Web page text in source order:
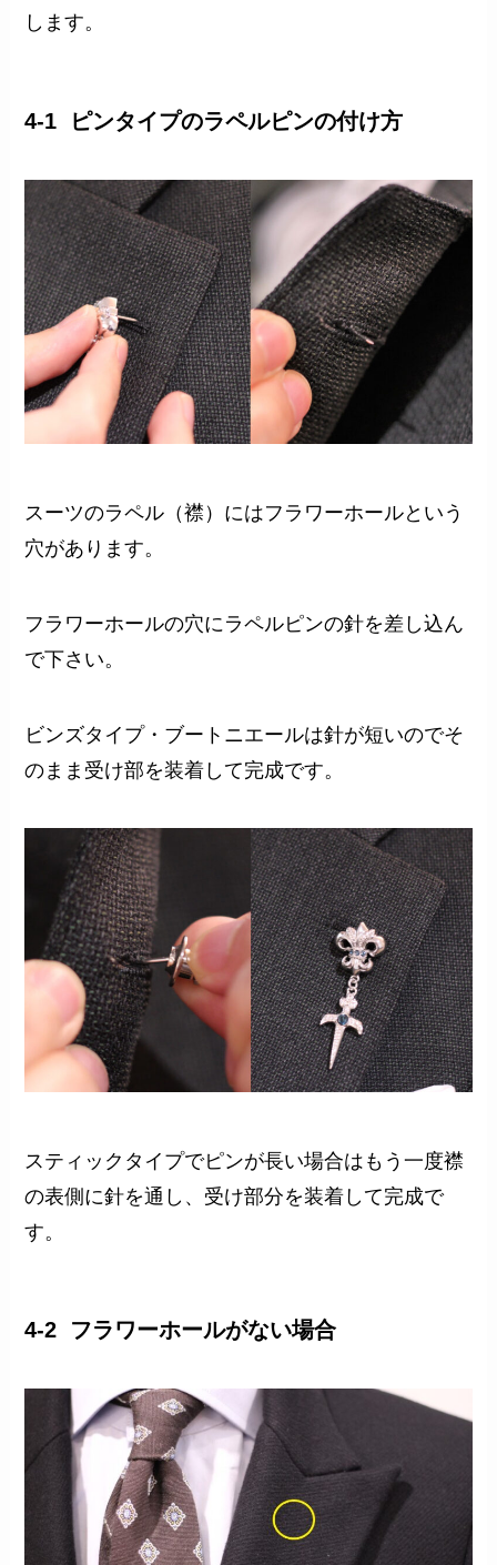
します。
4-1 ピンタイプのラペルピンの付け方
スーツのラペル（襟）にはフラワーホールという
穴があります。
フラワーホールの穴にラペルピンの針を差し込ん
で下さい。
ビンズタイプ・ブートニエールは針が短いのでそ
のまま受け部を装着して完成です。
スティックタイプでピンが長い場合はもう一度襟
の表側に針を通し、受け部分を装着して完成で
す。
4-2 フラワーホールがない場合